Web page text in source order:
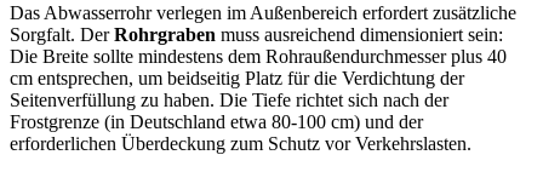
Das Abwasserrohr verlegen im Außenbereich erfordert zusätzliche
Sorgfalt. DerRohrgraben muss ausreichend dimensioniert sein:
Die Breite sollte mindestens dem Rohraußendurchmesser plus 40
cm entsprechen, um beidseitig Platz für die Verdichtung der
Seitenverfüllung zu haben. Die Tiefe richtet sich nach der
Frostgrenze (in Deutschland etwa 80-100 cm) und der
erforderlichen Überdeckung zum Schutz vor Verkehrslasten.